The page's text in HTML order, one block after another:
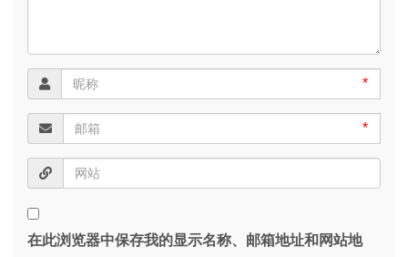
*
*
在此浏览器中保存我的显示名称、邮箱地址和网站地